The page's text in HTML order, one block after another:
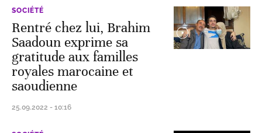
SOCIÉTÉ
Rentré chez lui, Brahim
Saadoun exprime sa
gratitude aux familles
royales marocaine et
saoudienne
25.09.2022 - 10:16